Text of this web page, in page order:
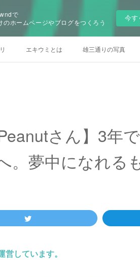
で
のホームページやブログをつくろう
今す
エキウミとは 雄三通りの写真
さん】3年
。夢中になれる
しています。